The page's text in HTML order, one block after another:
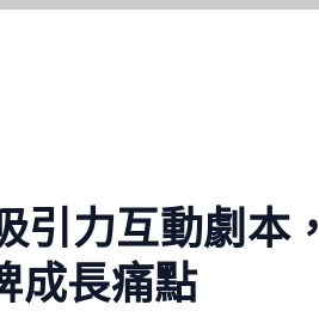
引力互動劇本，
成長痛點